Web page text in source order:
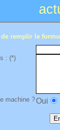
de remplir le
: (*)
machine ?Oui